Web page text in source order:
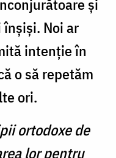
şi
înşişi. Noi ar
intenţie în
o să repetăm
ori.
ortodoxe de
lor pentru